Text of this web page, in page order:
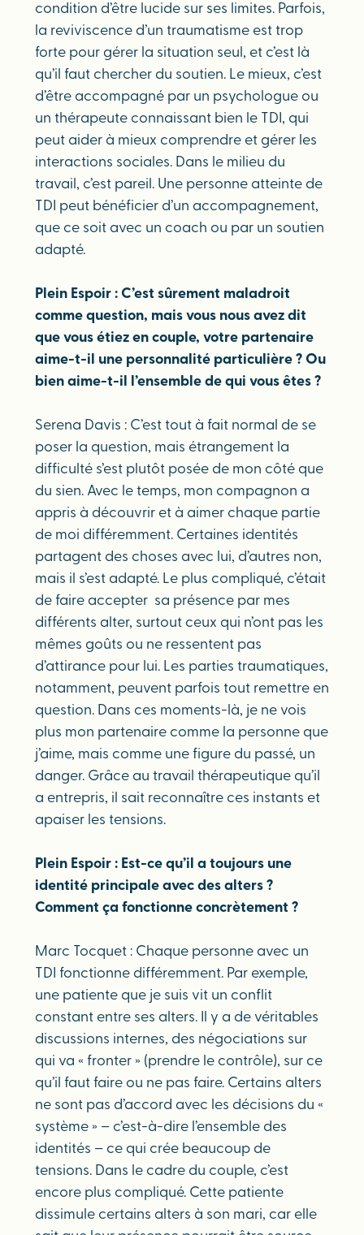
condition d’être lucide sur ses limites. Parfois,
la reviviscence d’un traumatisme est trop
forte pour gérer la situation seul, et c’est là
qu’il faut chercher du soutien. Le mieux, c’est
d’être accompagné par un psychologue ou
un thérapeute connaissant bien le TDI, qui
peut aider à mieux comprendre et gérer les
interactions sociales. Dans le milieu du
travail, c’est pareil. Une personne atteinte de
TDI peut bénéficier d’un accompagnement,
que ce soit avec un coach ou par un soutien
adapté.
Plein Espoir : C’est sûrement maladroit
comme question, mais vous nous avez dit
que vous étiez en couple, votre partenaire
aime-t-il une personnalité particulière ? Ou
bien aime-t-il l’ensemble de qui vous êtes ?
Serena Davis : C’est tout à fait normal de se
poser la question, mais étrangement la
difficulté s’est plutôt posée de mon côté que
du sien. Avec le temps, mon compagnon a
appris à découvrir et à aimer chaque partie
de moi différemment. Certaines identités
partagent des choses avec lui, d’autres non,
mais il s’est adapté. Le plus compliqué, c’était
de faire accepter sa présence par mes
différents alter, surtout ceux qui n’ont pas les
mêmes goûts ou ne ressentent pas
d’attirance pour lui. Les parties traumatiques,
notamment, peuvent parfois tout remettre en
question. Dans ces moments-là, je ne vois
plus mon partenaire comme la personne que
j’aime, mais comme une figure du passé, un
danger. Grâce au travail thérapeutique qu’il
a entrepris, il sait reconnaître ces instants et
apaiser les tensions.
Plein Espoir : Est-ce qu’il a toujours une
identité principale avec des alters ?
Comment ça fonctionne concrètement ?
Marc Tocquet : Chaque personne avec un
TDI fonctionne différemment. Par exemple,
une patiente que je suis vit un conflit
constant entre ses alters. Il y a de véritables
discussions internes, des négociations sur
qui va « fronter » (prendre le contrôle), sur ce
qu’il faut faire ou ne pas faire. Certains alters
ne sont pas d’accord avec les décisions du «
système » – c’est-à-dire l’ensemble des
identités – ce qui crée beaucoup de
tensions. Dans le cadre du couple, c’est
encore plus compliqué. Cette patiente
dissimule certains alters à son mari, car elle